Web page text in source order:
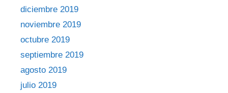
diciembre 2019
noviembre 2019
octubre 2019
septiembre 2019
agosto 2019
julio 2019